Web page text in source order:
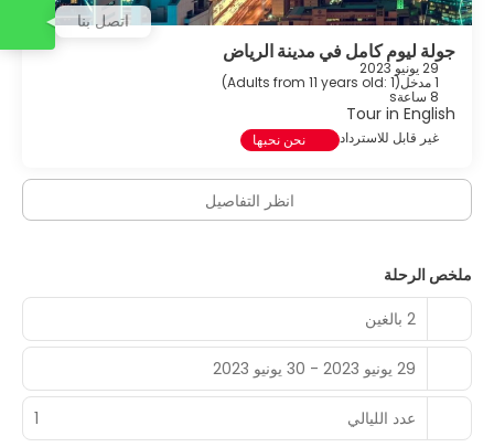
جولة ليوم كامل في مدينة الرياض
29 يونيو 2023
1 مدخل (
Adults from 11 years old: 1
)
8 ساعةs
Tour in English
غير قابل للاسترداد نحن نحبها
انظر التفاصيل
ملخص الرحلة
2 بالغين
29 يونيو 2023 - 30 يونيو 2023
عدد الليالي 1
اتصل بنا